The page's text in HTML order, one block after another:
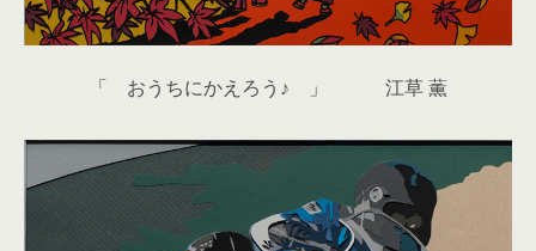
「 おうちにかえろう♪ 」 江草 薫